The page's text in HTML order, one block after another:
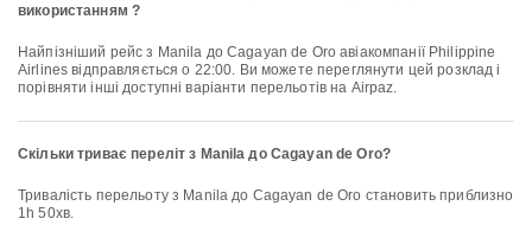
використанням ?
Найпізніший рейс з Manila до Cagayan de Oro авіакомпанії Philippine
Airlines відправляється о 22:00. Ви можете переглянути цей розклад і
порівняти інші доступні варіанти перельотів на Airpaz.
Скільки триває переліт з Manila до Cagayan de Oro?
Тривалість перельоту з Manila до Cagayan de Oro становить приблизно
1h 50хв.